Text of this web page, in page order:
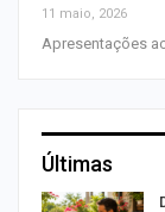
11 maio, 2026
Apresentações
Últimas